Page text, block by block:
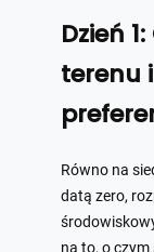
Dzień
terenu
Równo na
datą zero,